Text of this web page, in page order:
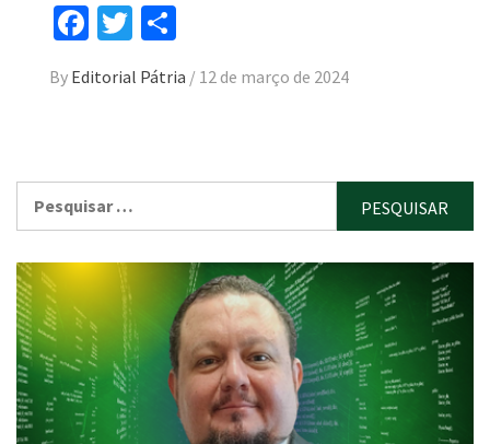
Facebook
Twitter
By Editorial Pátria / 12 de março de 2024